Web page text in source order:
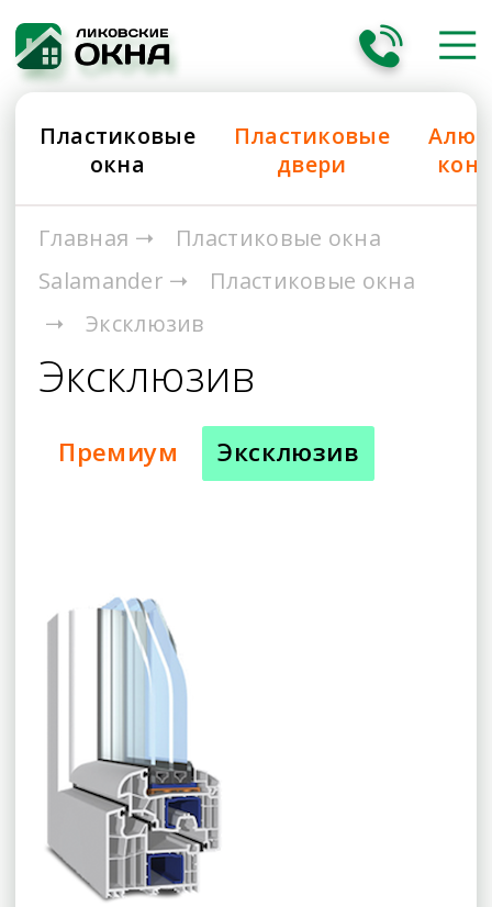
Пластиковые
окна
Пластиковые
двери
Главная
Пластиковые окна
Salamander
Пластиковые окна
Эксклюзив
Эксклюзив
Премиум Эксклюзив